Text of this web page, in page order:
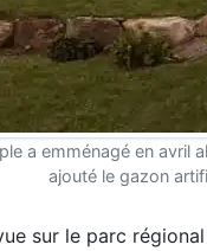
a emménagé en avril
ajouté le gazon
sur le parc